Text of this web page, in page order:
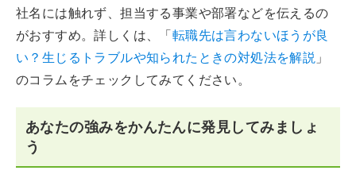
社名には触れず、担当する事業や部署などを伝えるの
がおすすめ。詳しくは、「転職先は言わないほうが良
い？生じるトラブルや知られたときの対処法を解説 」
のコラムをチェックしてみてください。
あなたの強みをかんたんに発見してみましょ
う